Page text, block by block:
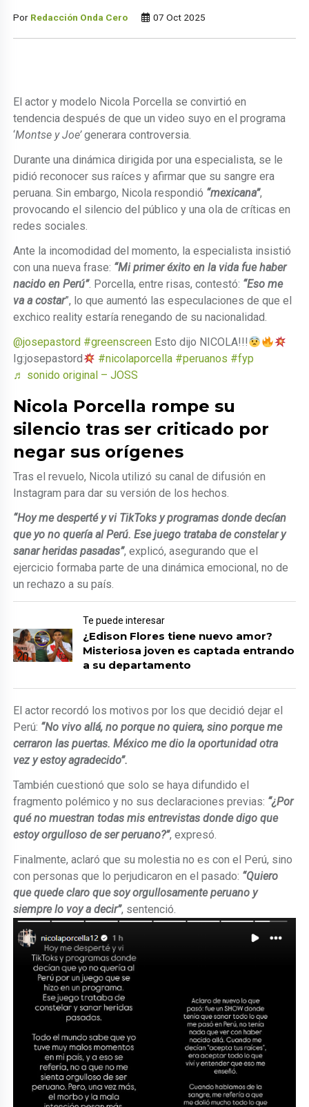
Por Redacción Onda Cero 07 Oct 2025
El actor y modelo Nicola Porcella se convirtió en
tendencia después de que un video suyo en el programa
‘Montse y Joe’generara controversia.
Durante una dinámica dirigida por una especialista, se le
pidió reconocer sus raíces y afirmar que su sangre era
peruana. Sin embargo, Nicola respondió “mexicana”,
provocando el silencio del público y una ola de críticas en
redes sociales.
Ante la incomodidad del momento, la especialista insistió
con una nueva frase: “Mi primer éxito en la vida fue haber
nacido en Perú”. Porcella, entre risas, contestó: “Eso me
va a costar”, lo que aumentó las especulaciones de que el
exchico reality estaría renegando de su nacionalidad.
@josepastord #greenscreen Esto dijo NICOLA!!!
Ig:josepastord
#nicolaporcella #peruanos #fyp
♬ sonido original – JOSS
Nicola Porcella rompe su
silencio tras ser criticado por
negar sus orígenes
Tras el revuelo, Nicola utilizó su canal de difusión en
Instagram para dar su versión de los hechos.
“Hoy me desperté y vi TikToks y programas donde decían
que yo no quería al Perú. Ese juego trataba de constelar y
sanar heridas pasadas”, explicó, asegurando que el
ejercicio formaba parte de una dinámica emocional, no de
un rechazo a su país.
Te puede interesar
¿Edison Flores tiene nuevo amor?
Misteriosa joven es captada entrando
a su departamento
El actor recordó los motivos por los que decidió dejar el
Perú: “No vivo allá, no porque no quiera, sino porque me
cerraron las puertas. México me dio la oportunidad otra
vez y estoy agradecido”.
También cuestionó que solo se haya difundido el
fragmento polémico y no sus declaraciones previas: “¿Por
qué no muestran todas mis entrevistas donde digo que
estoy orgulloso de ser peruano?”, expresó.
Finalmente, aclaró que su molestia no es con el Perú, sino
con personas que lo perjudicaron en el pasado: “Quiero
que quede claro que soy orgullosamente peruano y
siempre lo voy a decir”, sentenció.